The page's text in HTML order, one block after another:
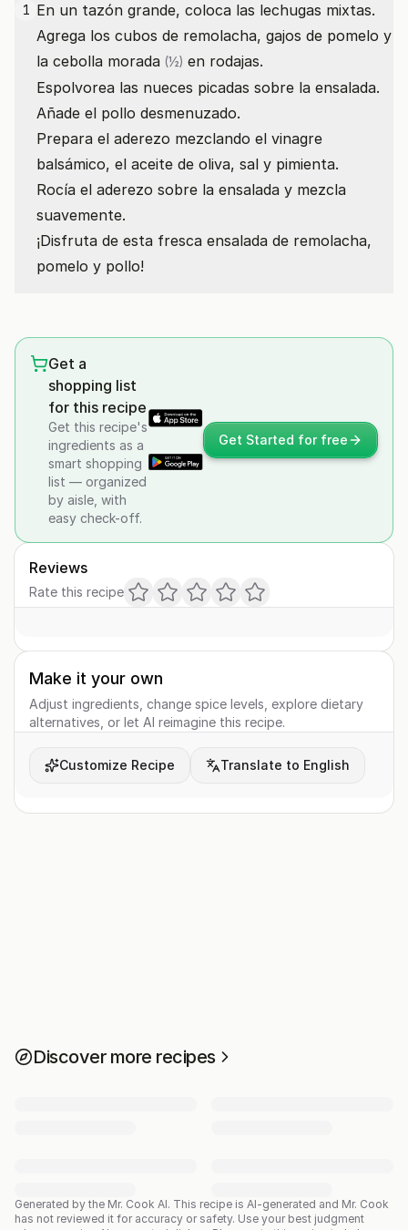
1 En un tazón grande, coloca las lechugas mixtas.
Agrega los cubos de remolacha, gajos de pomelo y
la cebolla morada (½) en rodajas.
Espolvorea las nueces picadas sobre la ensalada.
Añade el pollo desmenuzado.
Prepara el aderezo mezclando el vinagre
balsámico, el aceite de oliva, sal y pimienta.
Rocía el aderezo sobre la ensalada y mezcla
suavemente.
¡Disfruta de esta fresca ensalada de remolacha,
pomelo y pollo!
Get a
shopping list
for this recipe
Get this recipe's
ingredients as a
smart shopping
list — organized
by aisle, with
easy check-off.
Get Started for free
Reviews
Rate this recipe
Make it your own
Adjust ingredients, change spice levels, explore dietary
alternatives, or let AI reimagine this recipe.
Customize Recipe Translate to English
Discover more recipes
Generated by the Mr. Cook AI. This recipe is AI-generated and Mr. Cook
has not reviewed it for accuracy or safety. Use your best judgment